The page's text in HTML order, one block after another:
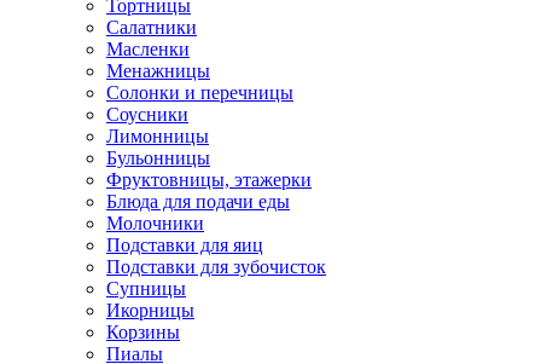
Тортницы
Салатники
Масленки
Менажницы
Солонки и перечницы
Соусники
Лимонницы
Бульонницы
Фруктовницы, этажерки
Блюда для подачи еды
Молочники
Подставки для яиц
Подставки для зубочисток
Супницы
Икорницы
Корзины
Пиалы